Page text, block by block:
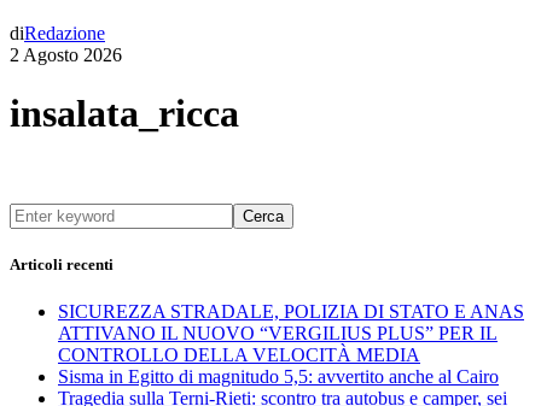
diRedazione
2 Agosto 2026
insalata_ricca
Cerca
Articoli recenti
SICUREZZA STRADALE, POLIZIA DI STATO E ANAS
ATTIVANO IL NUOVO “VERGILIUS PLUS” PER IL
CONTROLLO DELLA VELOCITÀ MEDIA
Sisma in Egitto di magnitudo 5,5: avvertito anche al Cairo
Tragedia sulla Terni-Rieti: scontro tra autobus e camper, sei